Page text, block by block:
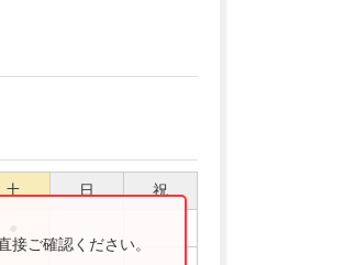
土 日 祝
ご確認ください。